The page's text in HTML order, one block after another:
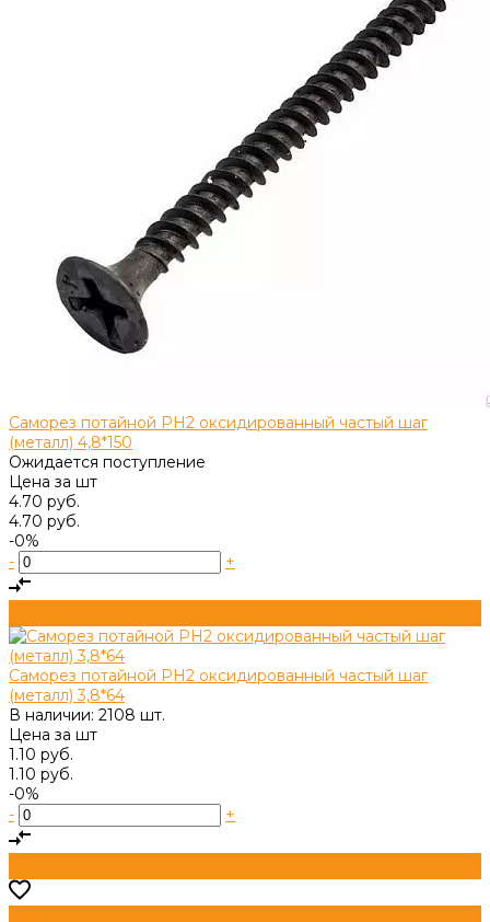
Саморез потайной PH2 оксидированный частый шаг
(металл) 4,8*150
Ожидается поступление
Цена за шт
4.70 руб.
4.70 руб.
-0%
-
+
Саморез потайной PH2 оксидированный частый шаг
(металл) 3,8*64
В наличии: 2108 шт.
Цена за шт
1.10 руб.
1.10 руб.
-0%
-
+